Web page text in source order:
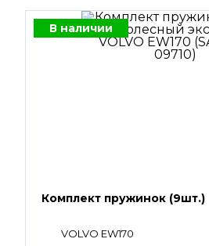
В наличии
Комплект пружинок (9шт.)
VOLVO EW170